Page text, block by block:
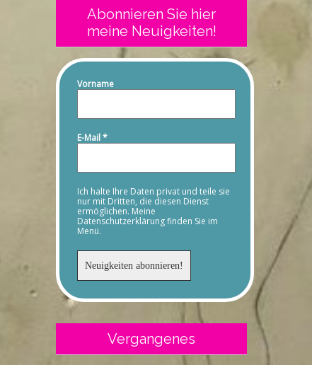
Abonnieren Sie hier
meine Neuigkeiten!
Vorname
E-Mail*
Ich halte Ihre Daten privat und teile sie
nur mit Dritten, die diesen Dienst
ermöglichen. Meine
Datenschutzerklärung finden Sie im
Menü.
Vergangenes